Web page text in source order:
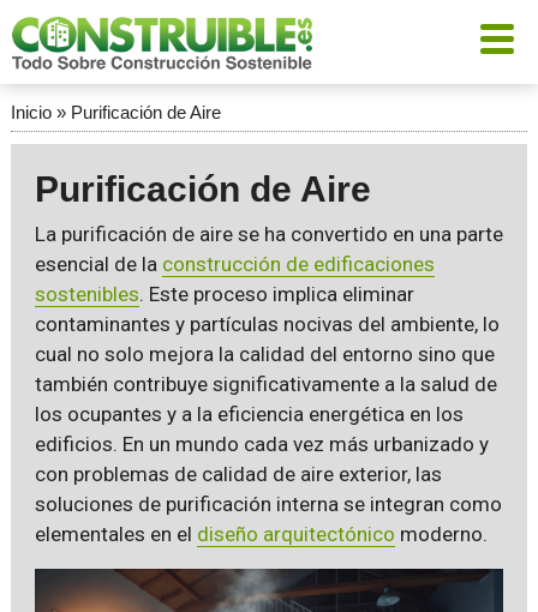
Inicio» Purificación de Aire
Purificación de Aire
La purificación de aire se ha convertido en una parte
esencial de la construcción de edificaciones
sostenibles. Este proceso implica eliminar
contaminantes y partículas nocivas del ambiente, lo
cual no solo mejora la calidad del entorno sino que
también contribuye significativamente a la salud de
los ocupantes y a la eficiencia energética en los
edificios. En un mundo cada vez más urbanizado y
con problemas de calidad de aire exterior, las
soluciones de purificación interna se integran como
elementales en el diseño arquitectónico moderno.